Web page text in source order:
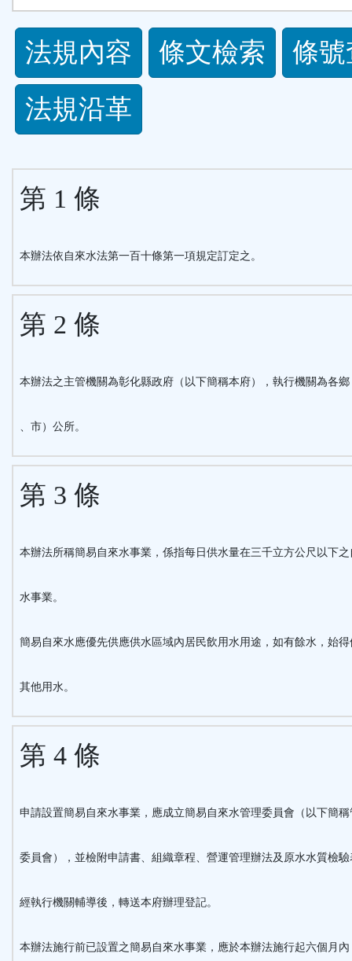
法
規
功
能
按
區
法規內容 條文檢索
條
法規沿革
第 1 條
本辦法依自來水法第一百十條第一項規定訂定之。
第 2 條
本辦法之主管機關為彰化縣政府（以下簡稱本府），執行機關為各鄉
、市）公所。
第 3 條
本辦法所稱簡易自來水事業，係指每日供水量在三千立方公尺以下之
水事業。
簡易自來水應優先供應供水區域內居民飲用水用途，如有餘水，始得
其他用水。
第 4 條
申請設置簡易自來水事業，應成立簡易自來水管理委員會（以下簡稱
委員會），並檢附申請書、組織章程、營運管理辦法及原水水質檢驗
經執行機關輔導後，轉送本府辦理登記。
本辦法施行前已設置之簡易自來水事業，應於本辦法施行起六個月內